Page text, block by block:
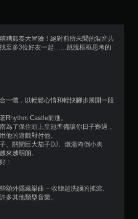
星
）
6
9
評
糟節奏大冒險！絕對前所未聞的混音共
至多3位好友一起……跳脫框框思考的
一體，以輕鬆心情和輕快腳步展開一段
Rhythm Castle前進。
為了保住頭上皇冠準備讓你日子難過，
他的遊戲對付他。
、關閉巨大茄子DJ、燉湯淹倒小肉
來越明朗。
！
額外隱藏樂曲 – 收聽超洗腦的搖滾、
多其他類型音樂。